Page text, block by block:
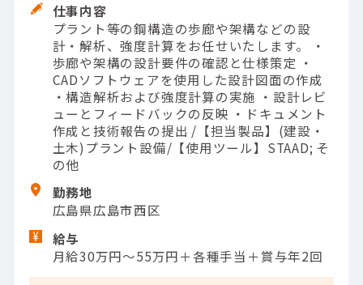
仕事内容
プラント等の鋼構造の歩廊や架構などの設
計・解析、強度計算をお任せいたします。 ・
歩廊や架構の設計要件の確認と仕様策定 ・
CADソフトウェアを使用した設計図面の作成
・構造解析および強度計算の実施 ・設計レビ
ューとフィードバックの反映 ・ドキュメント
作成と技術報告の提出 /【担当製品】(建設・
土木)プラント設備/【使用ツール】STAAD; そ
の他
勤務地
広島県広島市西区
給与
月給30万円～55万円＋各種手当＋賞与年2回